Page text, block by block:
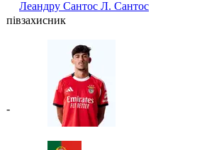
Леандру Сантос Л. Сантос
півзахисник
-